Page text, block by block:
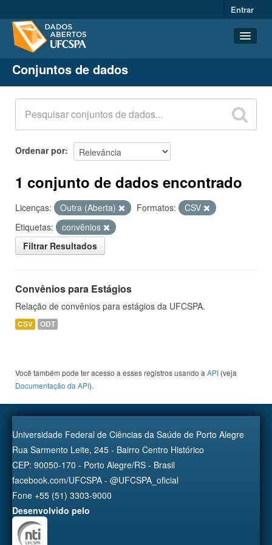
Entrar
Conjuntos de dados
Organizações
Grupos
Sobre
Conjuntos de dados
Ordenar por
1 conjunto de dados encontrado
Licenças: Outra (Aberta) Formatos:
CSV
Etiquetas:
convênios
Filtrar Resultados
Convênios para Estágios
Relação de convênios para estágios da UFCSPA.
CSV ODT
Você também pode ter acesso a esses registros usando a API (veja
Documentação da API).
Universidade Federal de Ciências da Saúde de Porto Alegre
Rua Sarmento Leite, 245 - Bairro Centro Histórico
CEP: 90050-170 - Porto Alegre/RS - Brasil
facebook.com/UFCSPA - @UFCSPA_oficial
Fone +55 (51) 3303-9000
Desenvolvido pelo